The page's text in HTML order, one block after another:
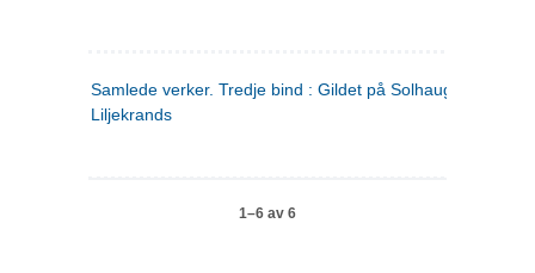
Samlede verker. Tredje bind : Gildet på Solhaug ; Olaf
Liljekrands
1–6 av 6